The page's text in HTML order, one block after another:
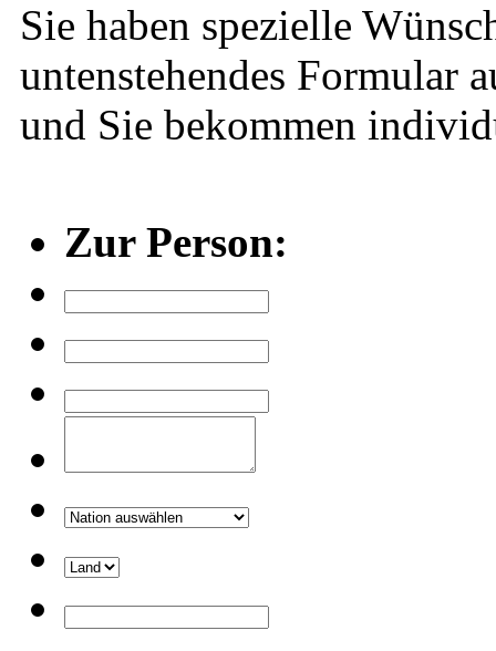
Sie haben spezielle
untenstehendes Formular
und Sie bekommen
Zur Person: